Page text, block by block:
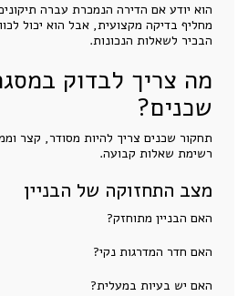
הוא יודע אם הדירה הנמכרת עברה
מחליף בדיקה מקצועית, אבל הוא יכול
הבכיר לשאלות הנכונות.
מה צריך לבדוק
שכנים?
תחקור שכנים צריך להיות מסודר, קצר
רשימת שאלות קבועה.
מצב התחזוקה של הבניין
האם הבניין מתוחזק?
האם חדר המדרגות נקי?
האם יש בעיות במעלית?